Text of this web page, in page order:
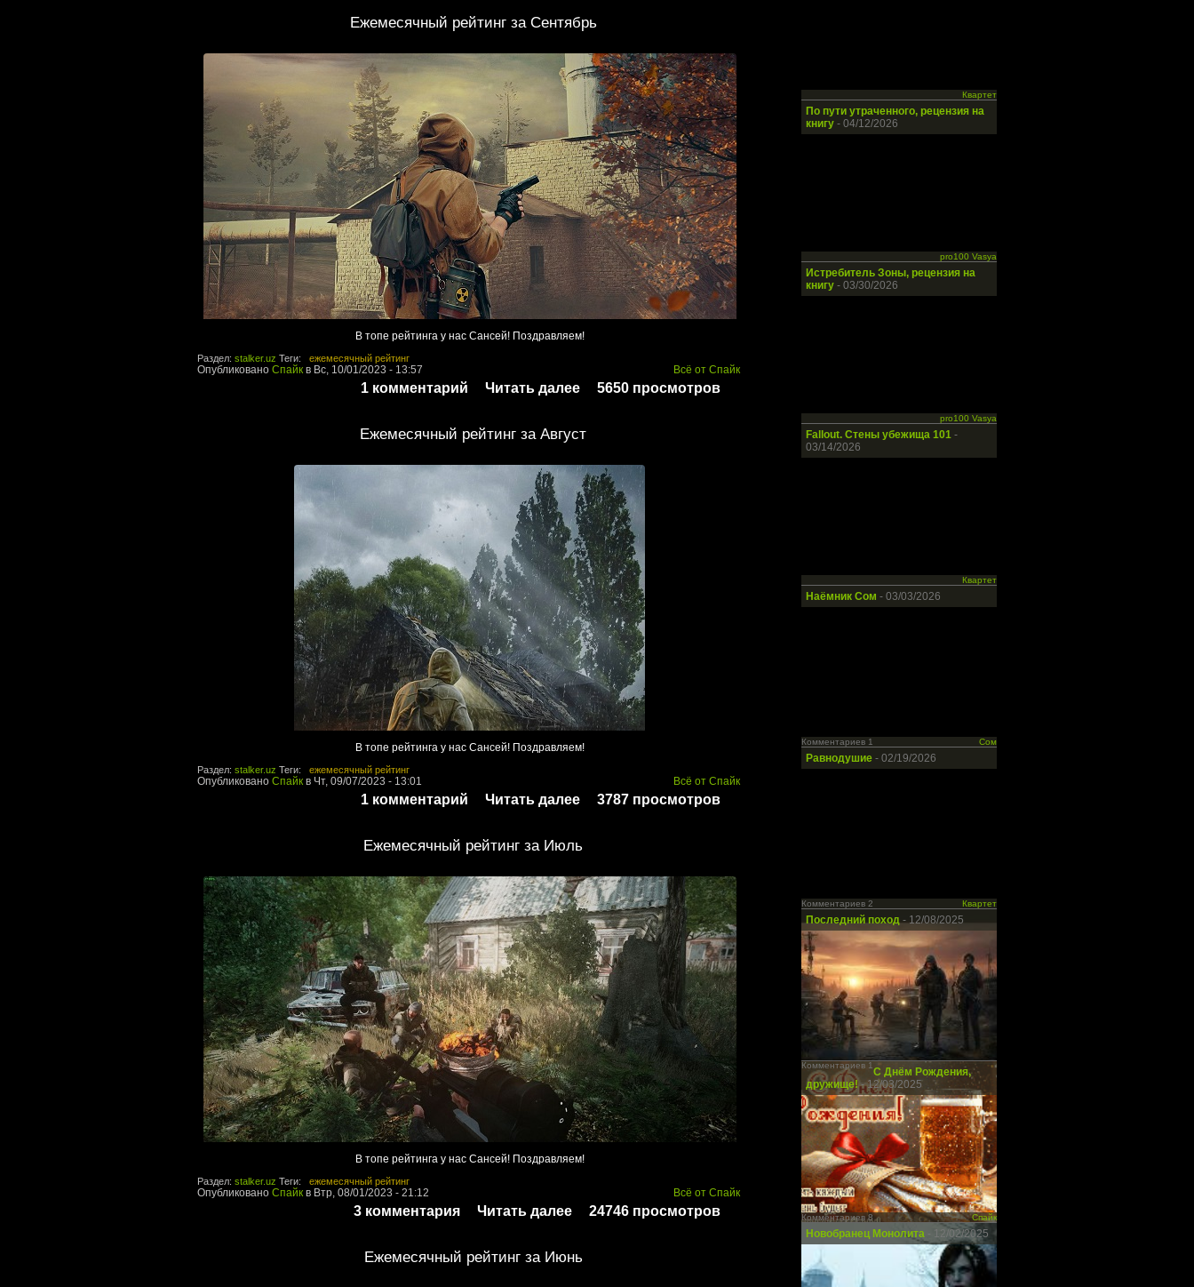
Ежемесячный рейтинг за Сентябрь
В топе рейтинга у нас Сансей! Поздравляем!
Раздел: stalker.uz Теги: ежемесячный рейтинг
Всё от Спайк
Опубликовано Спайк в Вс, 10/01/2023 - 13:57
1 комментарий Читать далее 5650 просмотров
Ежемесячный рейтинг за Август
В топе рейтинга у нас Сансей! Поздравляем!
Раздел: stalker.uz Теги: ежемесячный рейтинг
Всё от Спайк
Опубликовано Спайк в Чт, 09/07/2023 - 13:01
1 комментарий Читать далее 3787 просмотров
Ежемесячный рейтинг за Июль
В топе рейтинга у нас Сансей! Поздравляем!
Раздел: stalker.uz Теги: ежемесячный рейтинг
Всё от Спайк
Опубликовано Спайк в Втр, 08/01/2023 - 21:12
3 комментария Читать далее 24746 просмотров
Ежемесячный рейтинг за Июнь
Квартет
По пути утраченного, рецензия на
книгу - 04/12/2026
pro100 Vasya
Истребитель Зоны, рецензия на
книгу - 03/30/2026
pro100 Vasya
Fallout. Стены убежища 101 -
03/14/2026
Квартет
Наёмник Сом - 03/03/2026
Комментариев 1 Сом
Равнодушие - 02/19/2026
Комментариев 2 Квартет
Последний поход- 12/08/2025
Комментариев 1
С Днём Рождения,
дружище!- 12/03/2025
Комментариев 8 Спайк
Новобранец Монолита - 12/02/2025